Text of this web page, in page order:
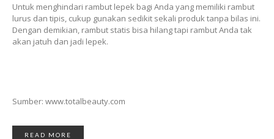
Untuk menghindari rambut lepek bagi Anda yang memiliki rambut
lurus dan tipis, cukup gunakan sedikit sekali produk tanpa bilas ini.
Dengan demikian, rambut statis bisa hilang tapi rambut Anda tak
akan jatuh dan jadi lepek.
Sumber: www.totalbeauty.com
READ MORE